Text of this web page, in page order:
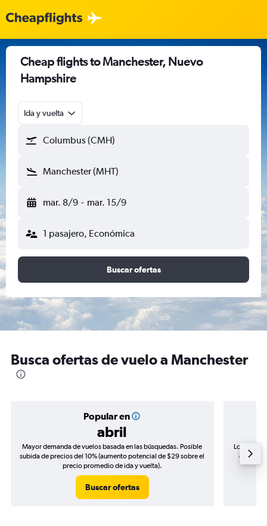
Cheap flights to Manchester, Nuevo
Hampshire
Ida y vuelta
Columbus (CMH)
Manchester (MHT)
mar. 8/9 - mar. 15/9
1 pasajero, Económica
Buscar ofertas
Busca ofertas de vuelo a Manchester
Popular en
abril
Mayor demanda de vuelos basada en las búsquedas. Posible
subida de precios del 10% (aumento potencial de $29 sobre el
precio promedio de ida y vuelta).
Buscar ofertas
Los
de